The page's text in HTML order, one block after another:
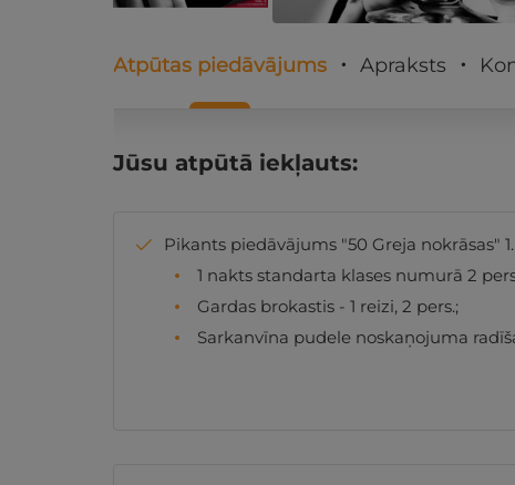
Atpūtas piedāvājums Apraksts
Jūsu atpūtā iekļauts:
Pikants piedāvājums "50 Greja nokrāsas"
1 nakts standarta klases numurā 2
Gardas brokastis - 1 reizi, 2 pers.;
Sarkanvīna pudele noskaņojuma